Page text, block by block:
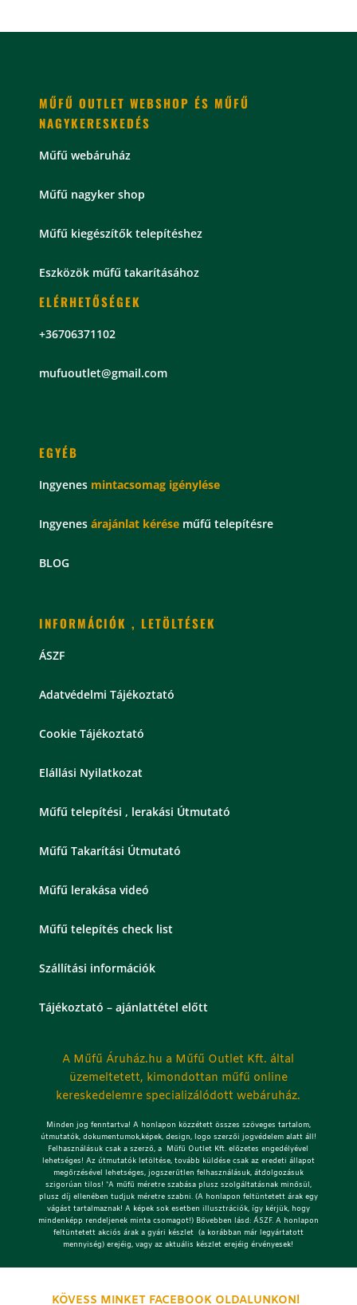
MŰFŰ OUTLET WEBSHOP ÉS MŰFŰ
NAGYKERESKEDÉS
Műfű webáruház
Műfű nagyker shop
Műfű kiegészítők telepítéshez
Eszközök műfű takarításához
ELÉRHETŐSÉGEK
+36706371102
mufuoutlet@gmail.com
EGYÉB
Ingyenes mintacsomag igénylése
Ingyenes árajánlat kérése műfű telepítésre
BLOG
INFORMÁCIÓK , LETÖLTÉSEK
ÁSZF
Adatvédelmi Tájékoztató
Cookie Tájékoztató
Elállási Nyilatkozat
Műfű telepítési , lerakási Útmutató
Műfű Takarítási Útmutató
Műfű lerakása videó
Műfű telepítés check list
Szállítási információk
Tájékoztató – ajánlattétel előtt
A Műfű Áruház.hu a Műfű Outlet Kft. által
üzemeltetett, kimondottan műfű online
kereskedelemre specializálódott webáruház.
Minden jog fenntartva! A honlapon közzétett összes szöveges tartalom,
útmutatók, dokumentumok,képek, design, logo szerzői jogvédelem alatt áll!
Felhasználásuk csak a szerző, a Műfű Outlet Kft. előzetes engedélyével
lehetséges! Az útmutatók letöltése, tovább küldése csak az eredeti állapot
megőrzésével lehetséges, jogszerűtlen felhasználásuk, átdolgozásuk
szigorúan tilos! *A műfű méretre szabása plusz szolgáltatásnak minősül,
plusz díj ellenében tudjuk méretre szabni. (A honlapon feltüntetett árak egy
vágást tartalmaznak! A képek sok esetben illusztrációk, így kérjük, hogy
mindenképp rendeljenek minta csomagot!) Bővebben lásd: ÁSZF. A honlapon
feltüntetett akciós árak a gyári készlet (a korábban már legyártatott
mennyiség) erejéig, vagy az aktuális készlet erejéig érvényesek!
KÖVESS MINKET FACEBOOK OLDALUNKON!